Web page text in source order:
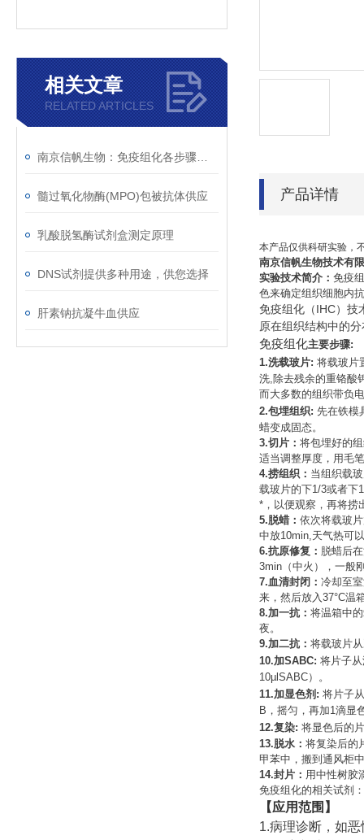
相关文章
RELATED ARTICLES
髓过氧化物酶(MPO)包被抗体供应
乳酸脱氢酶试剂盒测定原理
DNS试剂提供多种用途，供您选择
肝素钠抗凝牛血供应
产品详情
本产品仅供科研实验，
南京信帆生物技术有
实验技术简介： 免疫
色来确定组织细胞内
免疫组化（IHC）技
原在组织结构中的
免疫组化主要步骤:
1.洗载玻片: 将载玻片
洗,除去残余的重铬酸
而大多数的组织带负
2.包埋组织: 先在铁模
蜡变成固态。
3.切片： 将包埋好的
适当调整厚度，用毛
4.捞组织： 当组织载
载玻片的下1/3或者下
*，以便观察，再将捞
5.脱蜡： 依次将载玻
中放10min,天气热可
6.抗原修复： 脱蜡后
3min （中火），一
7.血清封闭： 冷却至
来，然后放入37°C温
8.加一抗： 将温箱中
夜。
9.加二抗： 将载玻片
10.加SABC: 将片子
10µlSABC）。
11.加显色剂 : 将片子
B ，摇匀，再加1滴显
12.复染: 将显色后的
13.脱水： 将复染后的
甲苯中，搬到通风柜
14.封片： 用中性树胶
免疫组化的相关试剂
【应用范围】
1.病理诊断，如